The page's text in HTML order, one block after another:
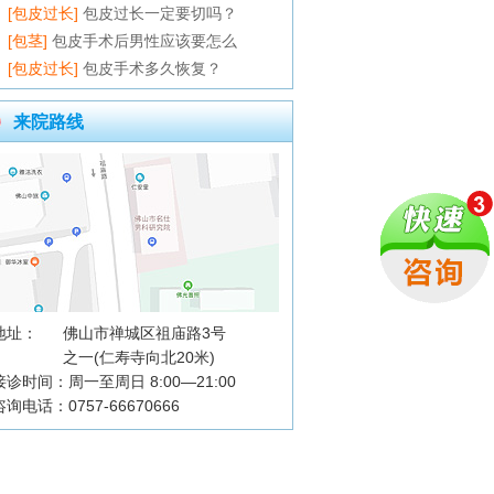
[包皮过长] 包皮过长一定要切吗？
[包茎] 包皮手术后男性应该要怎么
[包皮过长] 包皮手术多久恢复？
来院路线
址：
佛山市禅城区祖庙路3号
之一(仁寿寺向北20米)
诊时间：周一至周日 8:00—21:00
询电话：0757-66670666